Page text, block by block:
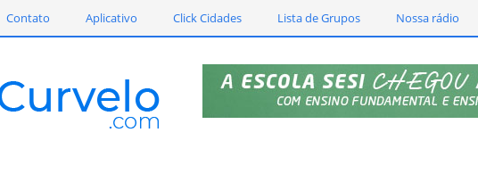
Contato Aplicativo Click Cidades Lista de Grupos Nossa rádio